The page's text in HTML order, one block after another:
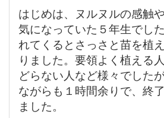
はじめは、ヌルヌルの感触
気になっていた５年生でし
れてくるとさっさと苗を植
りました。要領よく植える
どらない人など様々でした
ながらも１時間余りで、終
ました。